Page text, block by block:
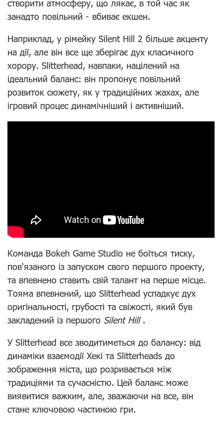
створити атмосферу, що лякає, в той час як
занадто повільний - вбиває екшен.
Наприклад, у рімейку Silent Hill 2 більше акценту
на дії, але він все ще зберігає дух класичного
хорору. Slitterhead, навпаки, націлений на
ідеальний баланс: він пропонує повільний
розвиток сюжету, як у традиційних жахах, але
ігровий процес динамічніший і активніший.
Команда Bokeh Game Studio не боїться тиску,
пов'язаного із запуском свого першого проекту,
та впевнено ставить свій талант на перше місце.
Тояма впевнений, що Slitterhead успадкує дух
оригінальності, грубості та свіжості, який був
закладений із першого Silent Hill.
У Slitterhead все зводитиметься до балансу: від
динаміки взаємодії Хекі та Slitterheads до
зображення міста, що розривається між
традиціями та сучасністю. Цей баланс може
виявитися важким, але, зважаючи на все, він
стане ключовою частиною гри.